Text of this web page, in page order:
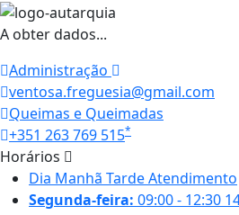
A obter dados...
Administração
ventosa.freguesia@gmail.com
Queimas e Queimadas
+351 263 769 515*
Horários
Dia Manhã TardeAtendimento
Segunda-feira: 09:00 - 12:30